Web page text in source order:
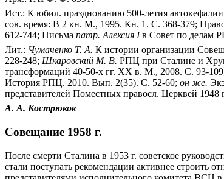
Ист.: К юбил. празднованию 500-летия
сов. время: В 2 кн. М., 1995. Кн. 1. С. 368-379;
612-744; Письма патр. Алексия Iв Совет по делам
Лит.: Чумаченко Т. А. К истории организации
228-248; Шкаровский М. В. РПЦ при Сталине и
трансформаций 40-50-х гг. ХХ в. М., 2008. С. 93-
История РПЦ. 2010. Вып. 2(35). С. 52-60; он же.
представителей Поместных правосл. Церквей
А. А. Кострюков
Совещание 1958 г.
После смерти Сталина в 1953 г. советское
стали поступать рекомендации активнее